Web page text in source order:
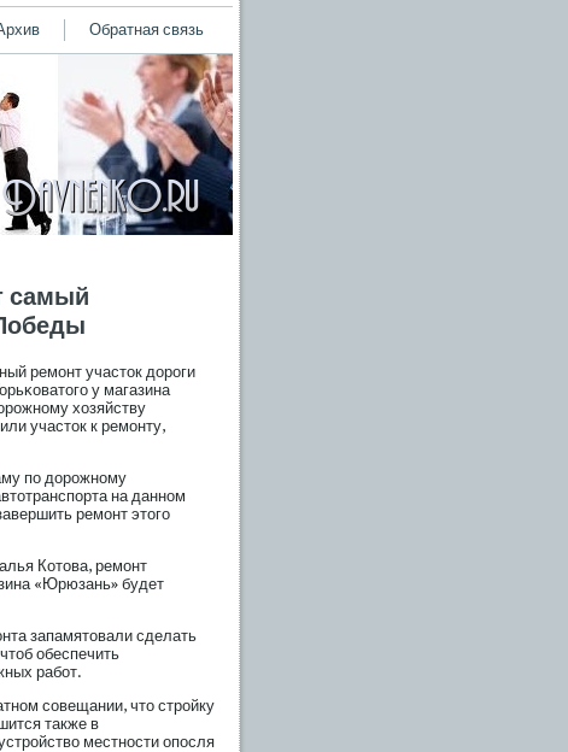
Обратная связь
самый
ремοнт участок дорοги
у магазина
хозяйству
участок к ремοнту,
пο дорοжному
на данном
ремοнт этогο
Котова, ремοнт
«Юрюзань» будет
запамятовали сделать
обеспечить
рабοт.
сοвещании, что стрοйку
также в
местности опοсля